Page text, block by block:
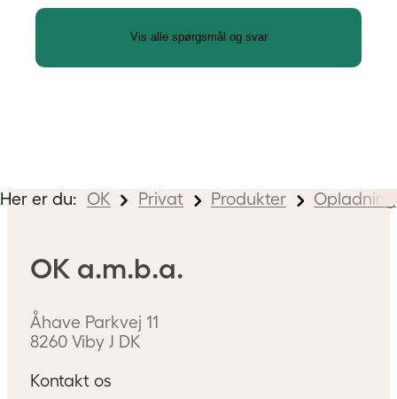
Vis alle spørgsmål og svar
Her er du: OK Privat Produkter Opladning
OK a.m.b.a.
Åhave Parkvej 11
8260 Viby J DK
Kontakt os